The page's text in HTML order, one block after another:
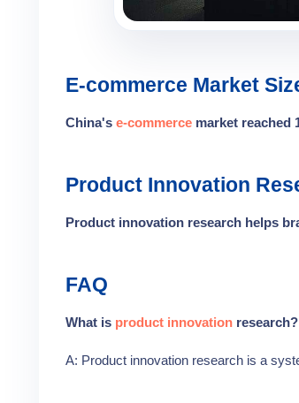
E-commerce Market
China's e-commerce market reached
Product Innovation
Product innovation research helps
FAQ
What is product innovation research?
A: Product innovation research is a